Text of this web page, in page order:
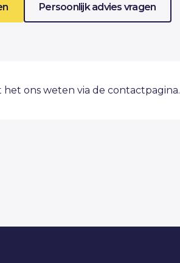
Persoonlijk advies vragen
ons weten via de contactpagina.